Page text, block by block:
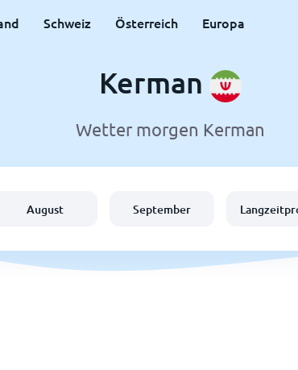
Schweiz Österreich Europa
Kerman
Wetter morgen Kerman
August September